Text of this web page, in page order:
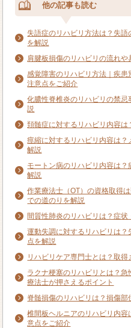
他の記事も読む
失語症のリハビリ方法は？失語
を解説
肩腱板損傷のリハビリの流れ
感覚障害のリハビリ方法｜疾
注意点をご紹介
化膿性脊椎炎のリハビリの禁
説
頚髄症に対するリハビリ内容
痙縮に対するリハビリ内容は
解説
モートン病のリハビリ内容は
解説
作業療法士（OT）の資格取得
での道のりを解説
間質性肺炎のリハビリは？症
運動失調に対するリハビリは
点を解説
リハビリケア専門士とは？取
ラクナ梗塞のリハビリとは？
療法士が押さえるポイント
脊髄損傷のリハビリは？損傷
椎間板ヘルニアのリハビリ内
意点をご紹介